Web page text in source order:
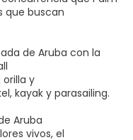
que buscan
de Aruba con la
orilla y
kayak y parasailing.
Aruba
vivos, el